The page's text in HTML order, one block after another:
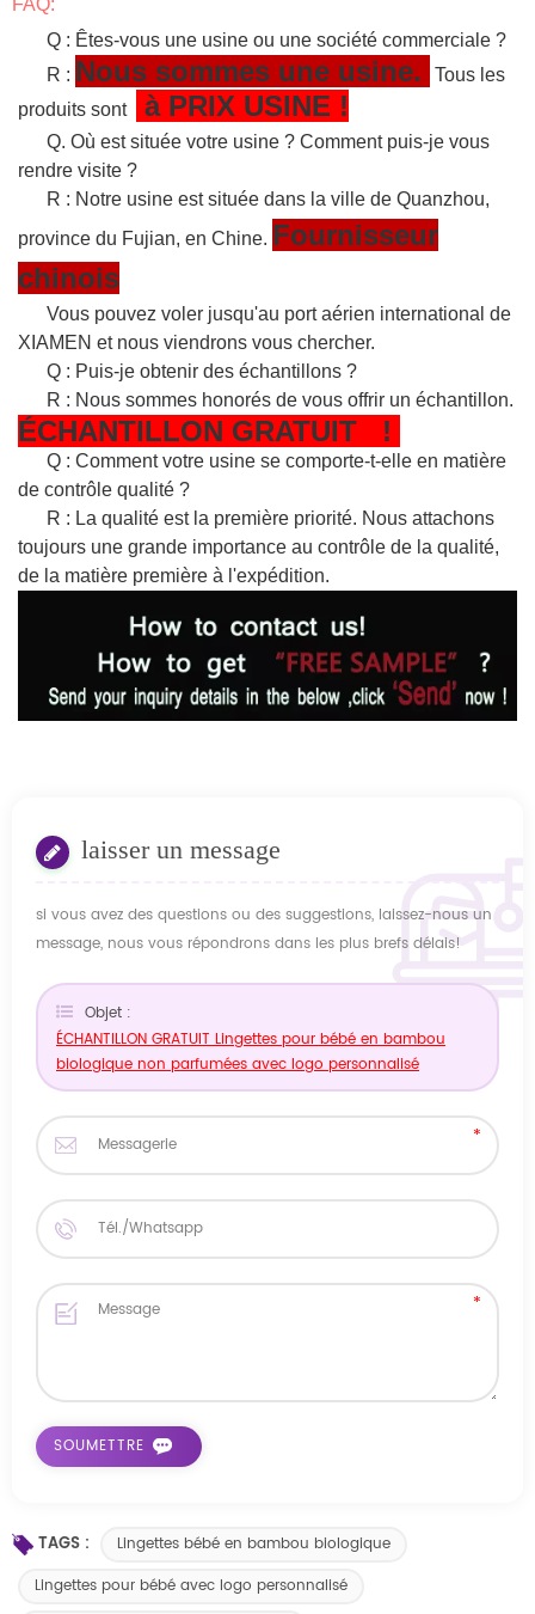
FAQ:
Q : Êtes-vous une usine ou une société commerciale ?
R : Nous sommes une usine.
Tous les
produits sont
à PRIX USINE !
Q. Où est située votre usine ? Comment puis-je vous
rendre visite ?
R : Notre usine est située dans la ville de Quanzhou,
province du Fujian, en Chine. Fournisseur
chinois
Vous pouvez voler jusqu'au port aérien international de
XIAMEN et nous viendrons vous chercher.
Q : Puis-je obtenir des échantillons ?
R : Nous sommes honorés de vous offrir un échantillon.
ÉCHANTILLON GRATUIT !
Q : Comment votre usine se comporte-t-elle en matière
de contrôle qualité ?
R : La qualité est la première priorité. Nous attachons
toujours une grande importance au contrôle de la qualité,
de la matière première à l'expédition.
laisser un message
si vous avez des questions ou des suggestions, laissez-nous un
message, nous vous répondrons dans les plus brefs délais!
Objet :
ÉCHANTILLON GRATUIT Lingettes pour bébé en bambou
biologique non parfumées avec logo personnalisé
TAGS :
Lingettes bébé en bambou biologique
Lingettes pour bébé avec logo personnalisé